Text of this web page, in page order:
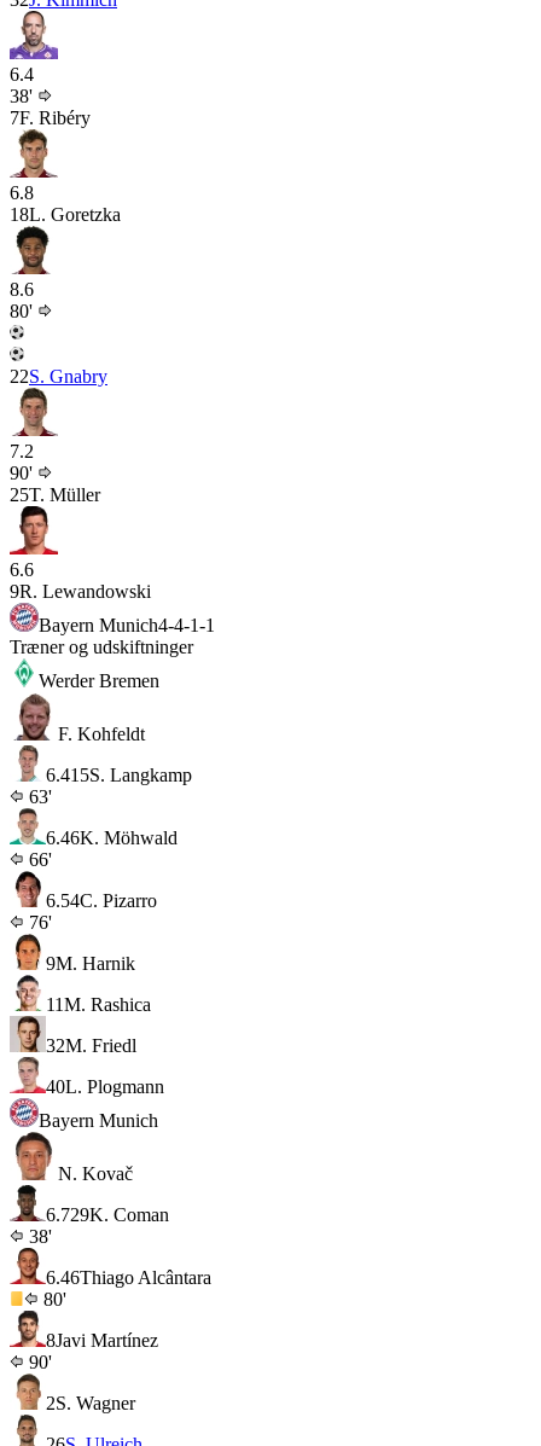
6.4
38'
7F. Ribéry
6.8
18L. Goretzka
8.6
80'
22S. Gnabry
7.2
90'
25T. Müller
6.6
9R. Lewandowski
Bayern Munich4-4-1-1
Træner og udskiftninger
Werder Bremen
F. Kohfeldt
6.415S. Langkamp
63'
6.46K. Möhwald
66'
6.54C. Pizarro
76'
9M. Harnik
11M. Rashica
32M. Friedl
40L. Plogmann
Bayern Munich
N. Kovač
6.729K. Coman
38'
6.46Thiago Alcântara
80'
8Javi Martínez
90'
2S. Wagner